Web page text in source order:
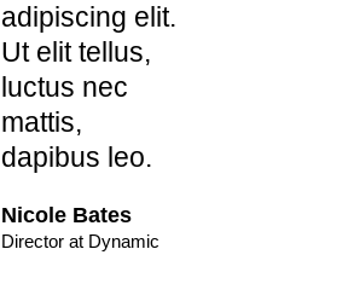
adipiscing elit.
Ut elit tellus,
luctus nec
mattis,
dapibus leo.
Nicole Bates
Director at Dynamic